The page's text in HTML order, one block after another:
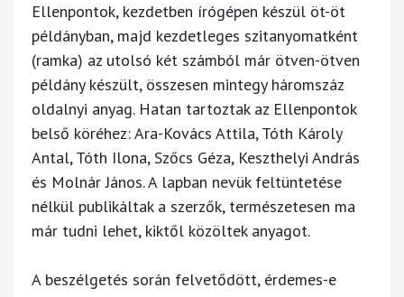
Ellenpontok, kezdetben írógépen készül öt-öt
példányban, majd kezdetleges szitanyomatként
(ramka) az utolsó két számból már ötven-ötven
példány készült, összesen mintegy háromszáz
oldalnyi anyag. Hatan tartoztak az Ellenpontok
belső köréhez: Ara-Kovács Attila, Tóth Károly
Antal, Tóth Ilona, Szőcs Géza, Keszthelyi András
és Molnár János. A lapban nevük feltüntetése
nélkül publikáltak a szerzők, természetesen ma
már tudni lehet, kiktől közöltek anyagot.
A beszélgetés során felvetődött, érdemes-e